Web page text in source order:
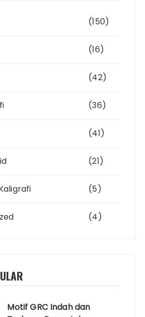
(150)
(16)
(42)
(36)
(41)
(21)
(5)
(4)
Motif GRC Indah dan